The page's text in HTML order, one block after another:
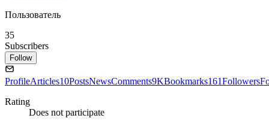
Пользователь
35
Subscribers
Follow
ProfileArticles10PostsNewsComments9KBookmarks161Followers
Rating
Does not participate